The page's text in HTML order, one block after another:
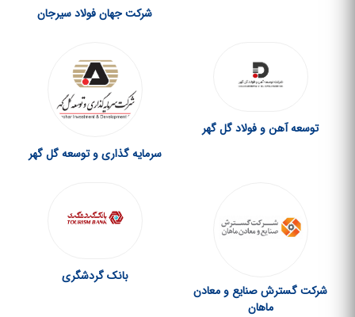
شرکت جهان فولاد سیرجان
توسعه آهن و فولاد گل گهر
سرمایه گذاری و توسعه گل گهر
شرکت گسترش صنایع و معادن
ماهان
بانک گردشگری